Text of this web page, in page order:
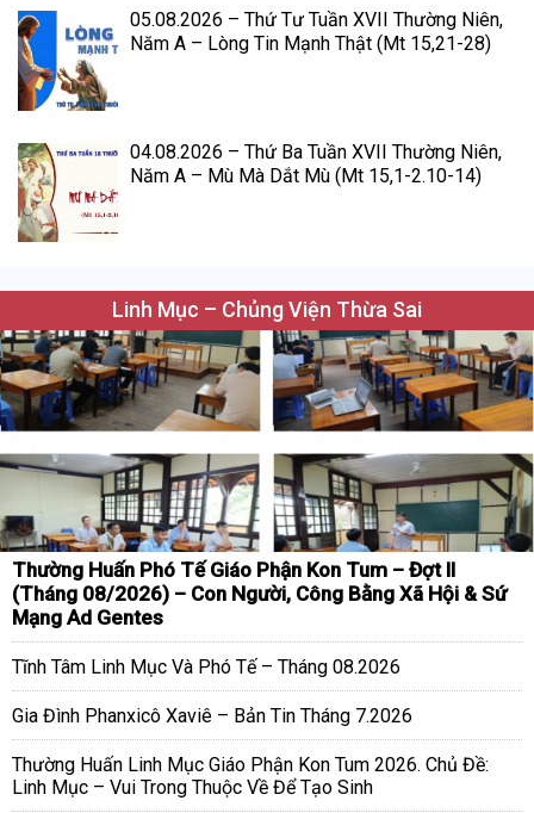
05.08.2026 – Thứ Tư Tuần XVII Thường Niên,
Năm A – Lòng Tin Mạnh Thật (Mt 15,21-28)
04.08.2026 – Thứ Ba Tuần XVII Thường Niên,
Năm A – Mù Mà Dắt Mù (Mt 15,1-2.10-14)
Linh Mục – Chủng Viện Thừa Sai
Thường Huấn Phó Tế Giáo Phận Kon Tum – Đợt II
(Tháng 08/2026) – Con Người, Công Bằng Xã Hội & Sứ
Mạng Ad Gentes
Tĩnh Tâm Linh Mục Và Phó Tế – Tháng 08.2026
Gia Đình Phanxicô Xaviê – Bản Tin Tháng 7.2026
Thường Huấn Linh Mục Giáo Phận Kon Tum 2026. Chủ Đề:
Linh Mục – Vui Trong Thuộc Về Để Tạo Sinh